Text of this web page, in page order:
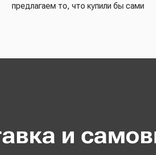
предлагаем то, что купили бы сами
и